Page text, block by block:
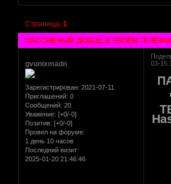
ПАССИВНЫЙ ДОХОД В ТВОЁМ
Страница:1
03-15
gvunixmadn
Зарегистрирован: 2021-07-11
Приглашений: 0
Сообщений: 20
Уважение: [+0/-0]
Позитив: [+0/-0]
Провел на форуме:
1 день 10 часов
Последний визит:
2025-01-20 21:46:46